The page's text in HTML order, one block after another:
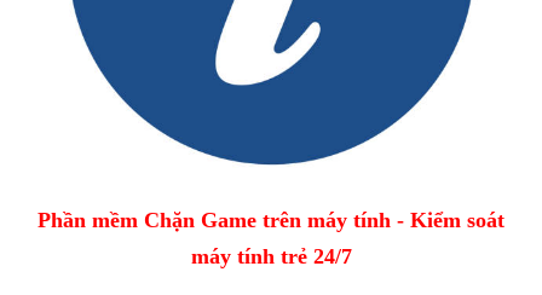
Phần mềm Chặn Game trên máy tính - Kiểm soát
máy tính trẻ 24/7